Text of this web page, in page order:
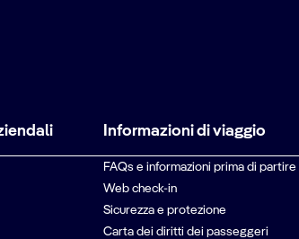
Informazioni di viaggio
FAQs e informazioni prima di partire
Web check-in
Sicurezza e protezione
Carta dei diritti dei passeggeri